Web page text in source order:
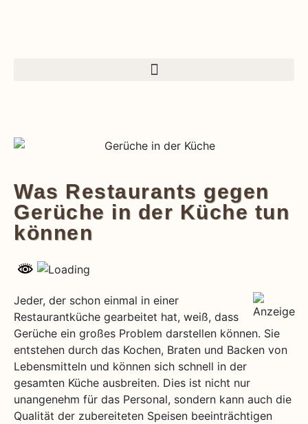
Was Restaurants gegen
Gerüche in der Küche tun
können
Jeder, der schon einmal in einer
Restaurantküche gearbeitet hat, weiß, dass
Gerüche ein großes Problem darstellen können. Sie
entstehen durch das Kochen, Braten und Backen von
Lebensmitteln und können sich schnell in der
gesamten Küche ausbreiten. Dies ist nicht nur
unangenehm für das Personal, sondern kann auch die
Qualität der zubereiteten Speisen beeinträchtigen